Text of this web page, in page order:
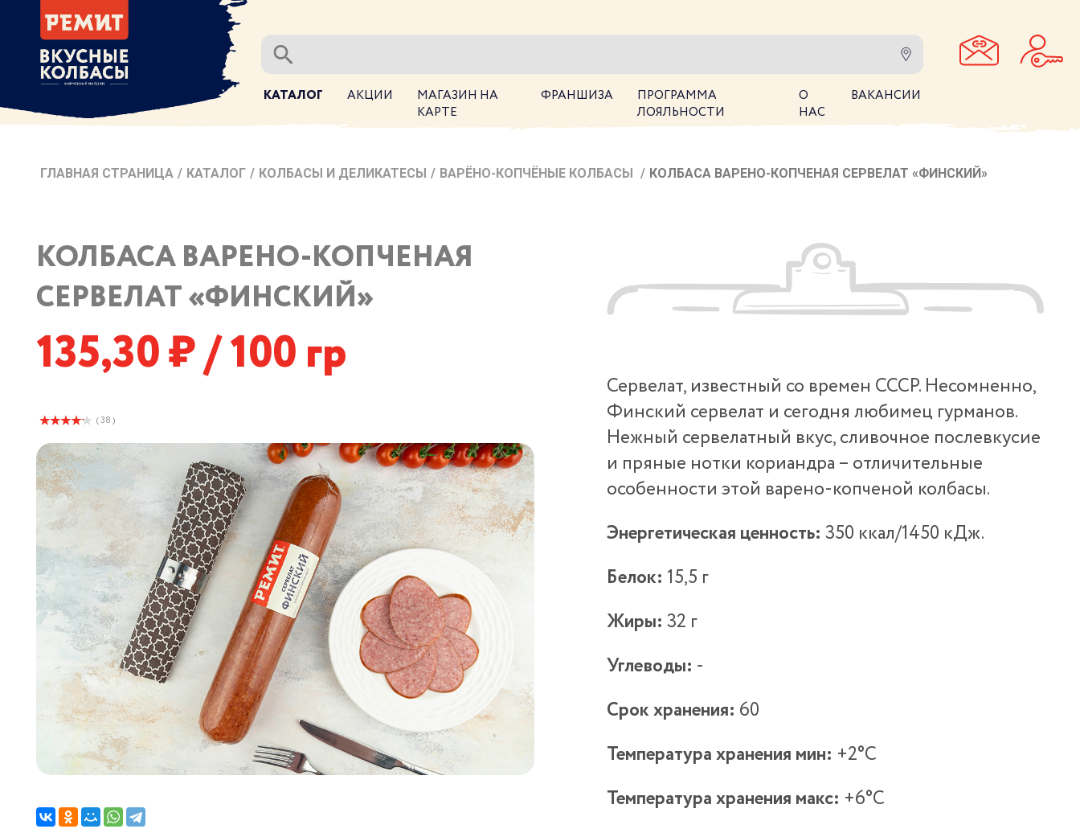
КАТАЛОГ АКЦИИ
МАГАЗИН НА
КАРТЕ
ФРАНШИЗА
ПРОГРАММА
ЛОЯЛЬНОСТИ
О
НАС
ВАКАНСИИ
ГЛАВНАЯ СТРАНИЦА / КАТАЛОГ / КОЛБАСЫ И ДЕЛИКАТЕСЫ / ВАРЁНО-КОПЧЁНЫЕ КОЛБАСЫ / КОЛБАСА ВАРЕНО-КОПЧЕНАЯ СЕРВЕЛАТ «ФИНСКИЙ»
КОЛБАСА ВАРЕНО-КОПЧЕНАЯ
СЕРВЕЛАТ «ФИНСКИЙ»
135,30 / 100 гр
( 38 )
Сервелат, известный со времен СССР. Несомненно,
Финский сервелат и сегодня любимец гурманов.
Нежный сервелатный вкус, сливочное послевкусие
и пряные нотки кориандра – отличительные
особенности этой варено-копченой колбасы.
Энергетическая ценность: 350 ккал/1450 кДж.
Белок: 15,5 г
Жиры: 32 г
Углеводы: -
Срок хранения: 60
Температура хранения мин: +2°С
Температура хранения макс: +6°С